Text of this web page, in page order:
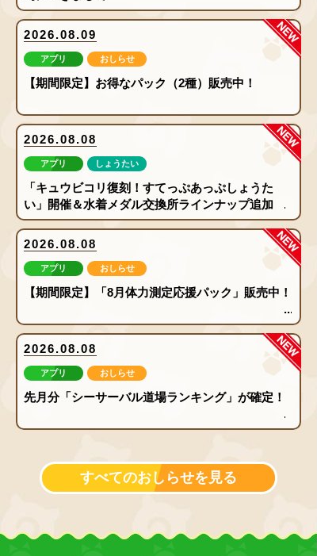
new
2026.08.09
アプリ おしらせ
【期間限定】お得なパック（2種）販売中！
new
2026.08.08
アプリ しょうたい
「キュウビコリ復刻！すてっぷあっぷしょうた
い」開催＆水着メダル交換所ラインナップ追加！
new
2026.08.08
アプリ おしらせ
【期間限定】「8月体力測定応援パック」販売中！
new
2026.08.08
アプリ おしらせ
先月分「シーサーバル道場ランキング」が確定！
すべてのおしらせを見る